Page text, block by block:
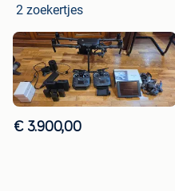
2 zoekertjes
€ 3.900,00